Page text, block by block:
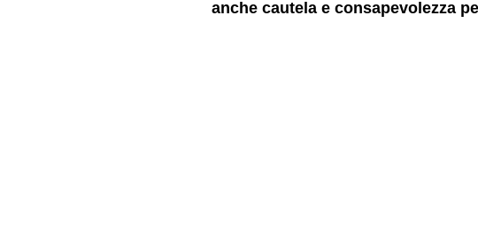
anche cautela e consapevolezza